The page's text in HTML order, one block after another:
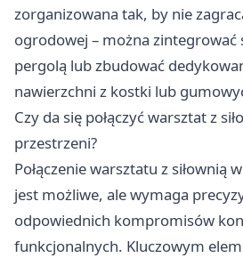
zorganizowana tak, by nie
ogrodowej – można zintegrować
pergolą lub zbudować
nawierzchni z kostki lub
Czy da się połączyć warsztat z
przestrzeni?
Połączenie warsztatu z siłownią
jest możliwe, ale wymaga
odpowiednich kompromisów
funkcjonalnych. Kluczowym